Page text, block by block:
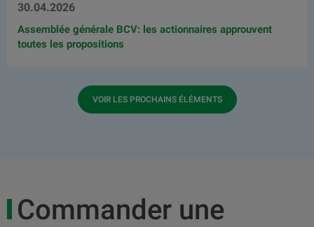
30.04.2026
Assemblée générale BCV: les actionnaires approuvent
toutes les propositions
VOIR LES PROCHAINS ÉLÉMENTS
Commander une